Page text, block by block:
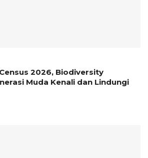
2026, Biodiversity
Muda Kenali dan Lindungi